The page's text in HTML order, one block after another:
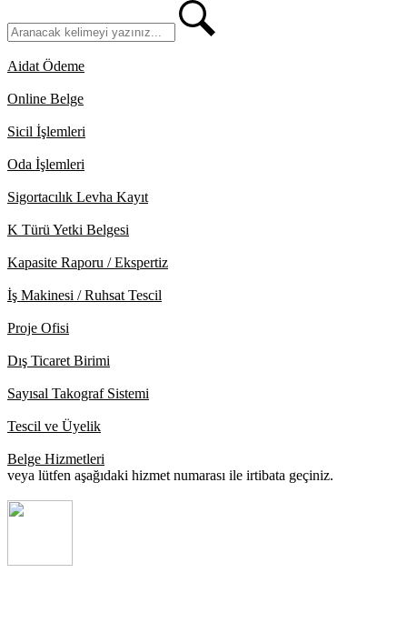
Aidat Ödeme
Online Belge
Sicil İşlemleri
Oda İşlemleri
Sigortacılık Levha Kayıt
K Türü Yetki Belgesi
Kapasite Raporu / Ekspertiz
İş Makinesi / Ruhsat Tescil
Proje Ofisi
Dış Ticaret Birimi
Sayısal Takograf Sistemi
Tescil ve Üyelik
Belge Hizmetleri
veya lütfen aşağıdaki hizmet numarası ile irtibata geçiniz.